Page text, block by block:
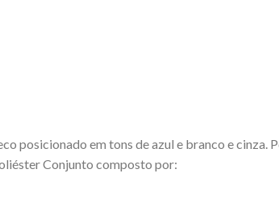
posicionado em tons de azul e branco e cinza.
Conjunto composto por: